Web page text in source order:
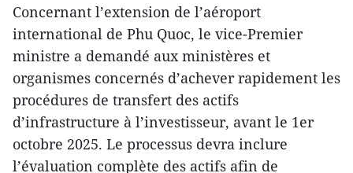
Concernant l’extension de l’aéroport
international de Phu Quoc, le vice-Premier
ministre a demandé aux ministères et
organismes concernés d’achever rapidement les
procédures de transfert des actifs
d’infrastructure à l’investisseur, avant le 1er
octobre 2025. Le processus devra inclure
l’évaluation complète des actifs afin de